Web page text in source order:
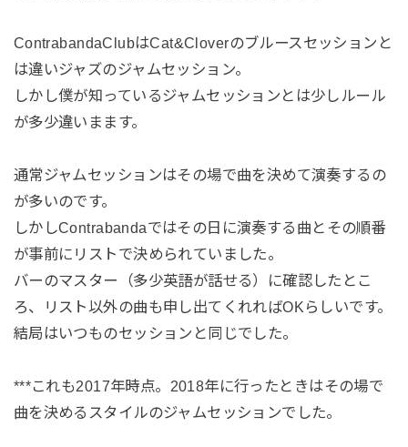
ContrabandaClubはCat&Cloverのブルースセッションと
は違いジャズのジャムセッション。
しかし僕が知っているジャムセッションとは少しルール
が多少違いまます。
通常ジャムセッションはその場で曲を決めて演奏するの
が多いのです。
しかしContrabandaではその日に演奏する曲とその順番
が事前にリストで決められていました。
バーのマスター（多少英語が話せる）に確認したとこ
ろ、リスト以外の曲も申し出てくれればOKらしいです。
結局はいつものセッションと同じでした。
***これも2017年時点。2018年に行ったときはその場で
曲を決めるスタイルのジャムセッションでした。